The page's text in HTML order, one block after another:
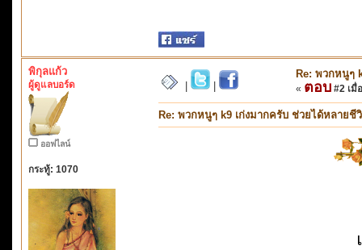
พิกุลแก้ว
ผู้ดูแลบอร์ด
ออฟไลน์
กระทู้: 1070
Re: พวกหนูๆ
« ตอบ #2 เมื่
Re: พวกหนูๆ k9 เก่งมากครับ ช่วยได้หลายชี